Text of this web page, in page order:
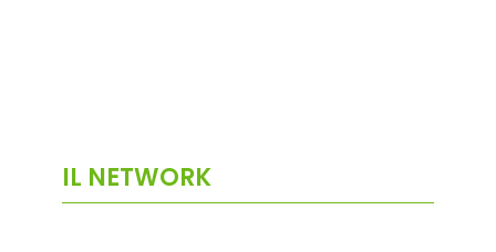
IL NETWORK